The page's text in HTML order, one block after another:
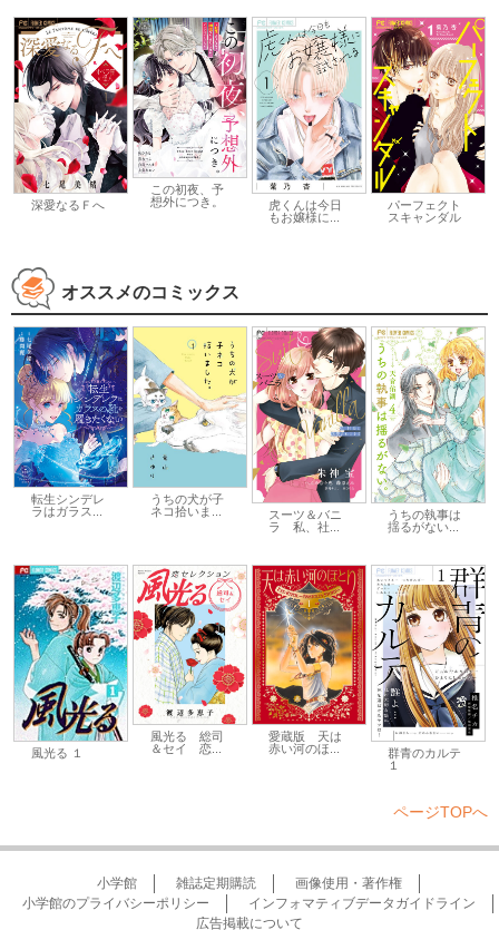
深愛なるＦへ
この初夜、予
想外につき。
虎くんは今日
もお嬢様に...
パーフェクト
スキャンダル
オススメのコミックス
転生シンデレ
ラはガラス...
うちの犬が子
ネコ拾いま...
スーツ＆バニ
ラ 私、社...
うちの執事は
揺るがない...
風光る １
風光る 総司
＆セイ 恋...
愛蔵版 天は
赤い河のほ...
群青のカルテ
１
ページTOPへ
小学館 雑誌定期購読
画像使用・著作権
小学館のプライバシーポリシー
インフォマティブデータガイドライン
広告掲載について